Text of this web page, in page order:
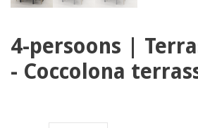
4-persoons |
- Coccolona